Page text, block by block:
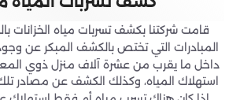
قامت شركتنا بكشف تسربات مياه الخزانات
المبادرات التي تختص بالكشف المبكر عن
داخل ما يقرب من عشرة آلاف منزل ذوي
استهلاك المياه، وكذلك الكشف عن مصادر